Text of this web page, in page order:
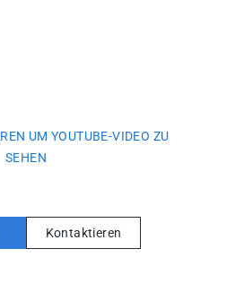
UM YOUTUBE-VIDEO ZU
SEHEN
Kontaktieren